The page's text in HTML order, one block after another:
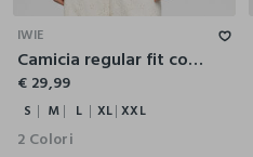
IWIE
Camicia regular fit con collo alla francese donna
€ 29,99
S M L XL XXL
2 Colori